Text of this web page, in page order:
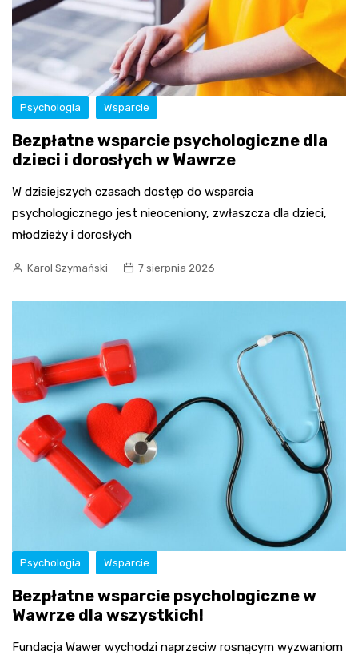
Psychologia Wsparcie
Bezpłatne wsparcie psychologiczne dla
dzieci i dorosłych w Wawrze
W dzisiejszych czasach dostęp do wsparcia
psychologicznego jest nieoceniony, zwłaszcza dla dzieci,
młodzieży i dorosłych
Karol Szymański 7 sierpnia 2026
Psychologia Wsparcie
Bezpłatne wsparcie psychologiczne w
Wawrze dla wszystkich!
Fundacja Wawer wychodzi naprzeciw rosnącym wyzwaniom